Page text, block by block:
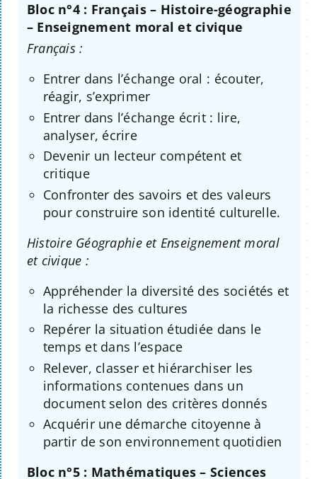
Bloc n°4 : Français – Histoire-géographie
– Enseignement moral et civique
Français :
Entrer dans l’échange oral : écouter,
réagir, s’exprimer
Entrer dans l’échange écrit : lire,
analyser, écrire
Devenir un lecteur compétent et
critique
Confronter des savoirs et des valeurs
pour construire son identité culturelle.
Histoire Géographie et Enseignement moral
et civique :
Appréhender la diversité des sociétés et
la richesse des cultures
Repérer la situation étudiée dans le
temps et dans l’espace
Relever, classer et hiérarchiser les
informations contenues dans un
document selon des critères donnés
Acquérir une démarche citoyenne à
partir de son environnement quotidien
Bloc n°5 : Mathématiques – Sciences